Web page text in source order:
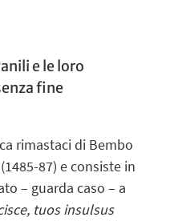
e le loro
fine
rimastaci di Bembo
87) e consiste in
– guarda caso – a
tuos insulsus